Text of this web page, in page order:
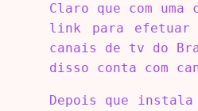
Claro que com
link para efetuar
canais de tv do
disso conta com
Depois que instala